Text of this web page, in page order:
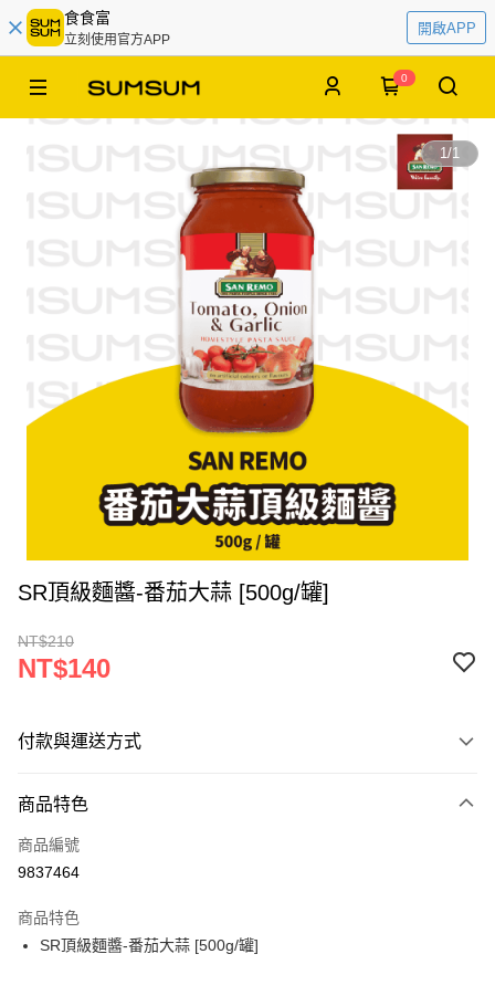
食食富
立刻使用官方APP
開啟APP
0
1/1
SR頂級麵醬-番茄大蒜 [500g/罐]
NT$210
NT$140
付款與運送方式
信用卡一次付款
超商取貨付款
Apple Pay
商品特色
商品編號
9837464
商品特色
SR頂級麵醬-番茄大蒜 [500g/罐]